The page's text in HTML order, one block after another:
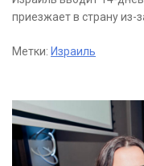
приезжает в страну из-
Метки: Израиль